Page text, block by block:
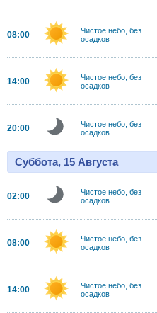
08:00
Чистое небо, без
осадков
14:00
Чистое небо, без
осадков
20:00
Чистое небо, без
осадков
Суббота, 15 Августа
02:00
Чистое небо, без
осадков
08:00
Чистое небо, без
осадков
14:00
Чистое небо, без
осадков